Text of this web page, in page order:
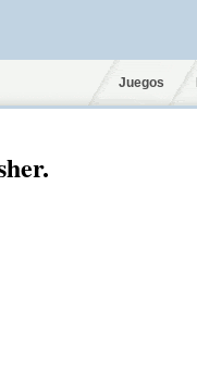
Juegos